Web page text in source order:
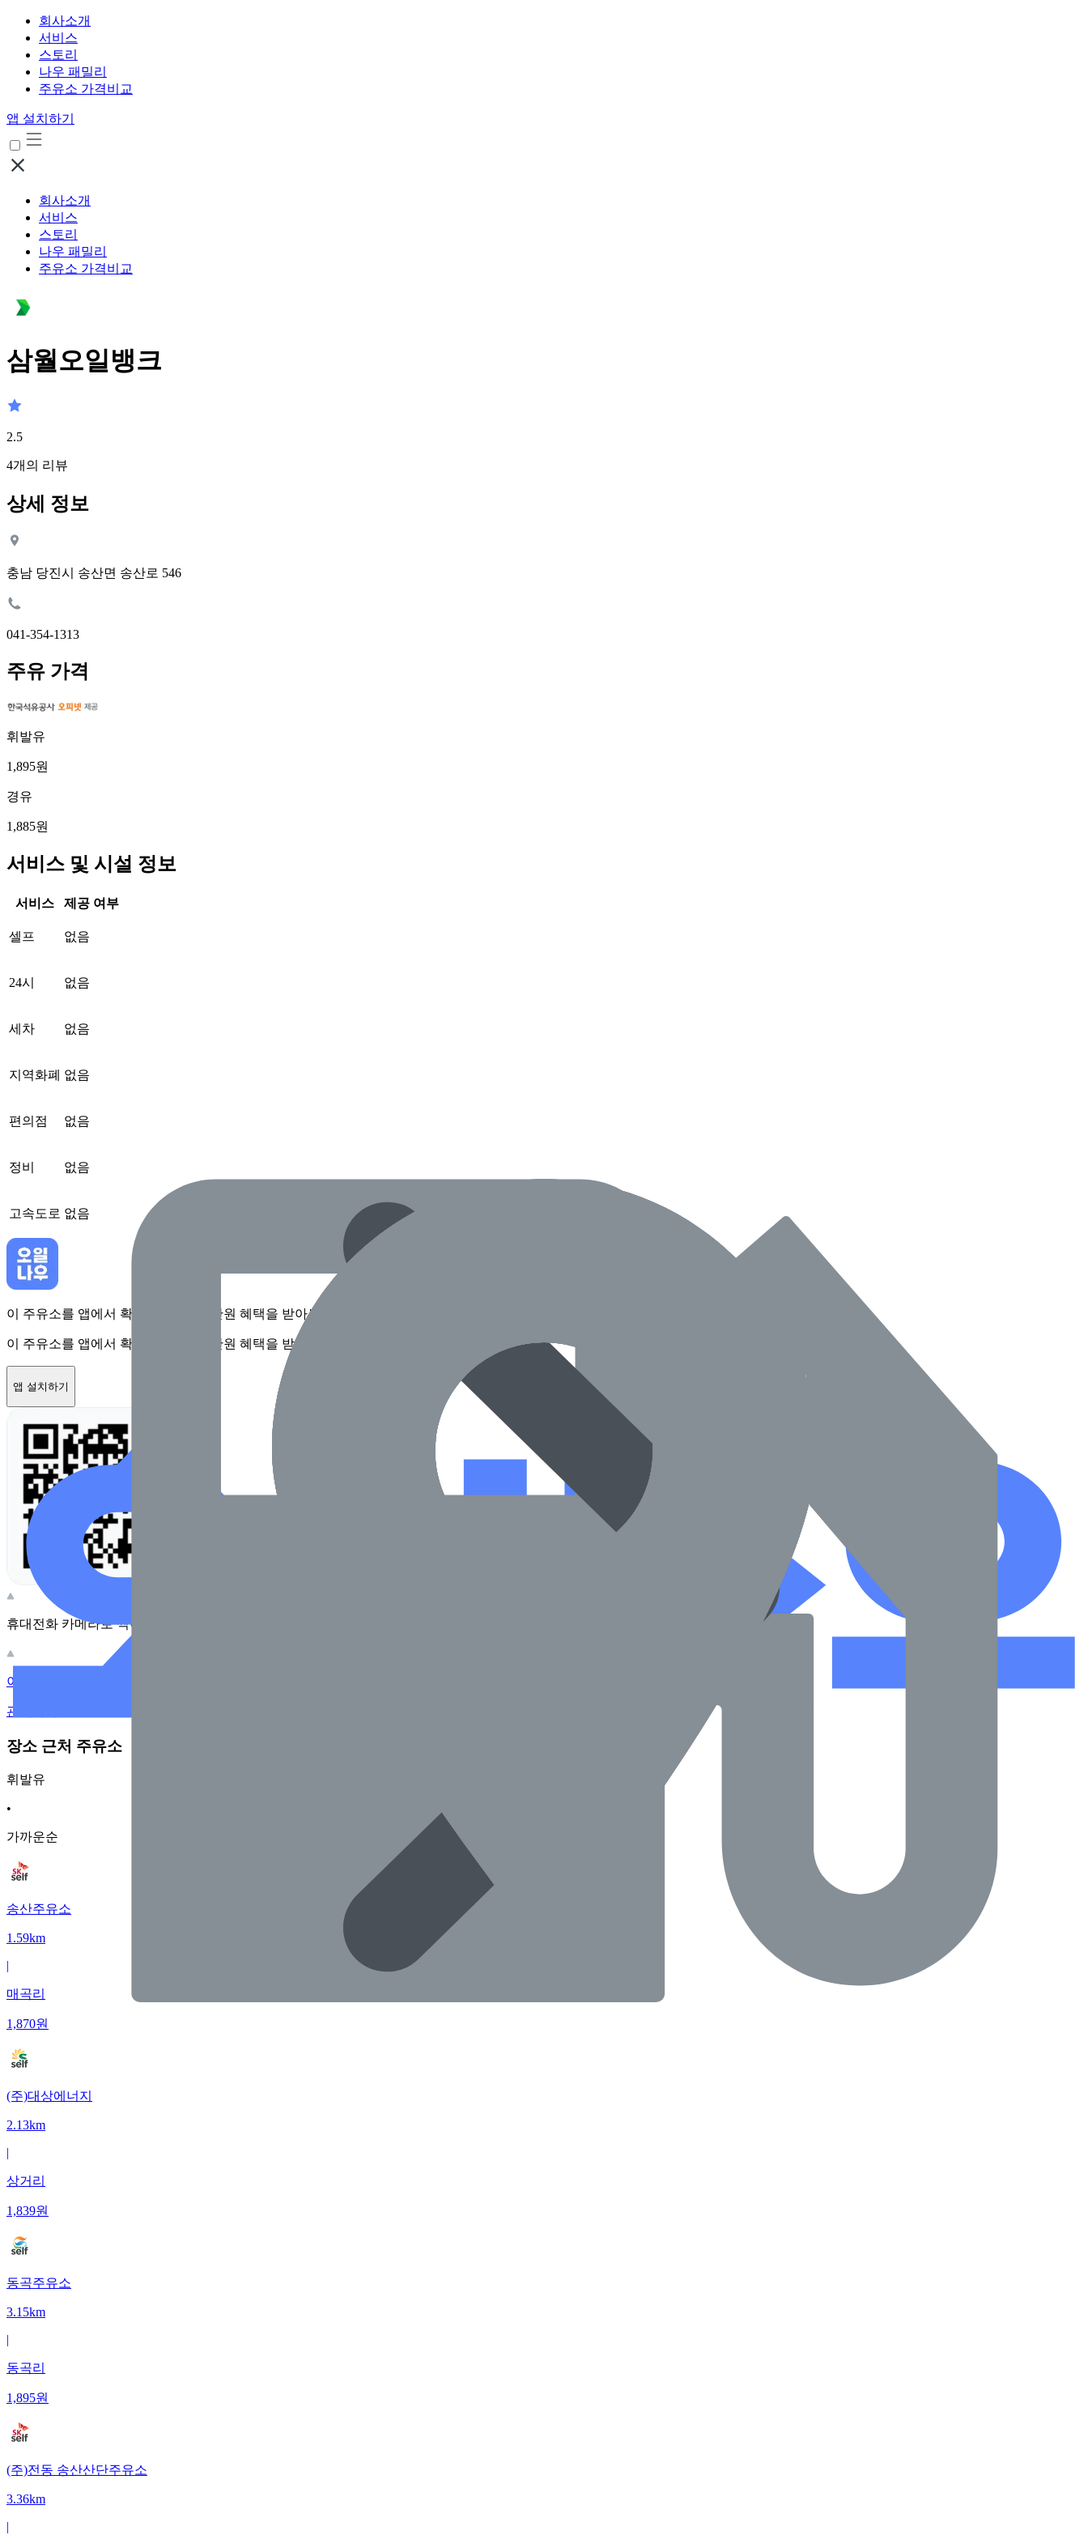
회사소개
서비스
스토리
나우 패밀리
주유소 가격비교
앱 설치하기
회사소개
서비스
스토리
나우 패밀리
주유소 가격비교
삼월오일뱅크
2.5
4개의 리뷰
상세 정보
충남 당진시 송산면 송산로 546
041-354-1313
주유 가격
휘발유
1,895원
경유
1,885원
서비스 및 시설 정보
서비스 제공 여부
셀프 없음
24시 없음
세차 없음
지역화폐 없음
편의점 없음
정비 없음
고속도로 없음
이 주유소를 앱에서 확인하고 최대 1만원 혜택을 받아보세요
이 주유소를 앱에서 확인하고 최대 1만원 혜택을 받아보세요
앱 설치하기
휴대전화 카메라로 찍어보세요
이 주유소의 사장님이신가요?
관리하기
장소 근처 주유소
휘발유
•
가까운순
송산주유소
1.59km
|
매곡리
1,870원
(주)대상에너지
2.13km
|
상거리
1,839원
동곡주유소
3.15km
|
동곡리
1,895원
(주)전동 송산산단주유소
3.36km
|